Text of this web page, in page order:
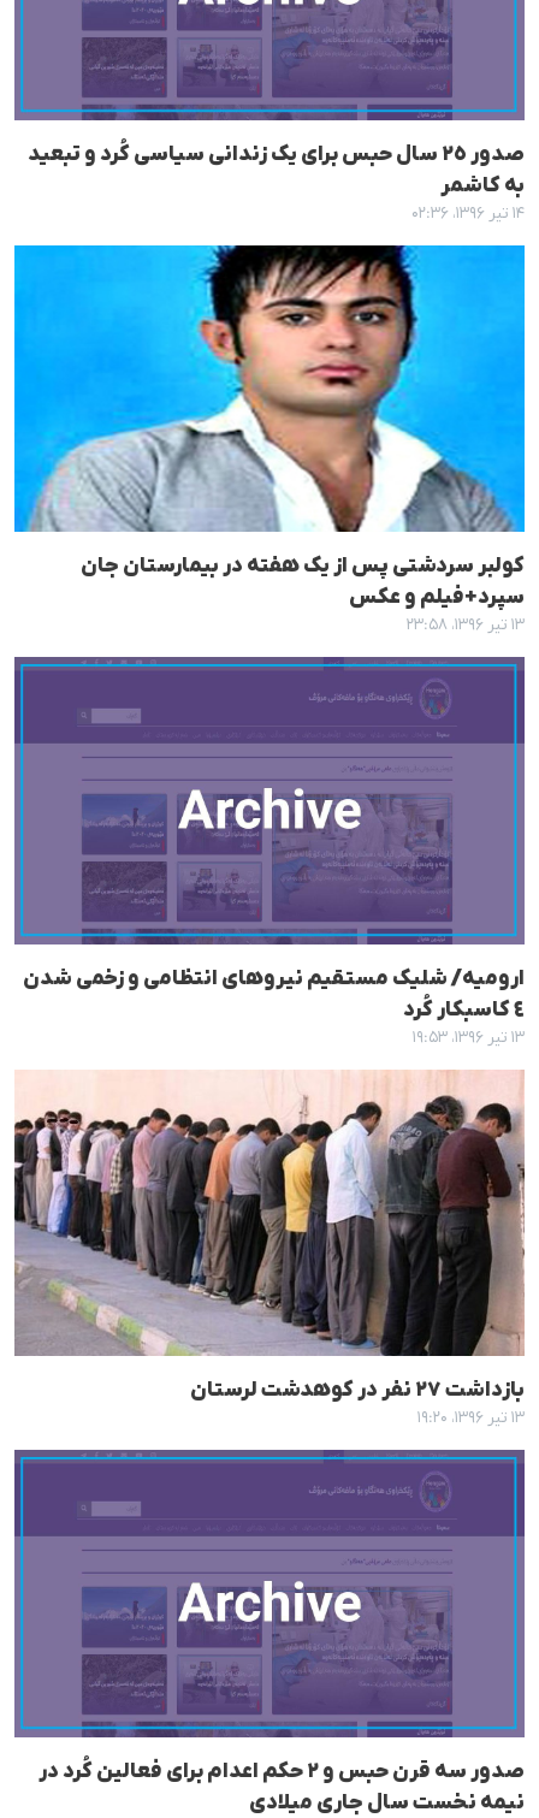
صدور ٢٥ سال حبس برای یک زندانی سیاسی کُرد و تبعید
بە کاشمر
۱۴ تیر ۱۳۹۶، ۰۲:۳۶
کولبر سردشتی پس از یک هفتە در بیمارستان جان
سپرد+فیلم و عکس
۱۳ تیر ۱۳۹۶، ۲۳:۵۸
ارومیە/ شلیک مستقیم نیروهای انتظامی و زخمی شدن
٤ کاسبکار کُرد
۱۳ تیر ۱۳۹۶، ۱۹:۵۳
بازداشت ٢٧ نفر در کوهدشت لرستان
۱۳ تیر ۱۳۹۶، ۱۹:۲۰
صدور سە قرن حبس و ٢ حکم اعدام برای فعالین کُرد در
نیمە نخست سال جاری میلادی